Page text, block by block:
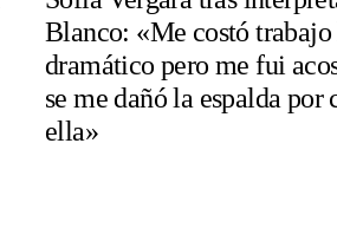
Blanco: «Me costó trabajo
dramático pero me fui
se me dañó la espalda por
ella»